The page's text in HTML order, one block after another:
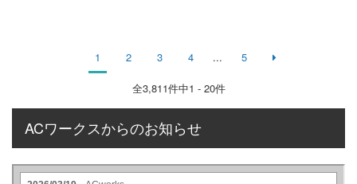
1 2 3 4 ... 5
全3,811件中1 - 20件
ACワークスからのお知らせ